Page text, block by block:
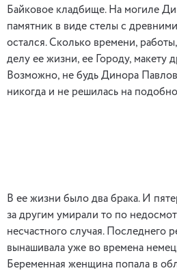
Байковое кладбище. На могиле
памятник в виде стелы с
остался. Сколько времени,
делу ее жизни, ее Городу, макету
Возможно, не будь Динора
никогда и не решилась на
В ее жизни было два брака. И
за другим умирали то по
несчастного случая. Последнего
вынашивала уже во времена
Беременная женщина попала в